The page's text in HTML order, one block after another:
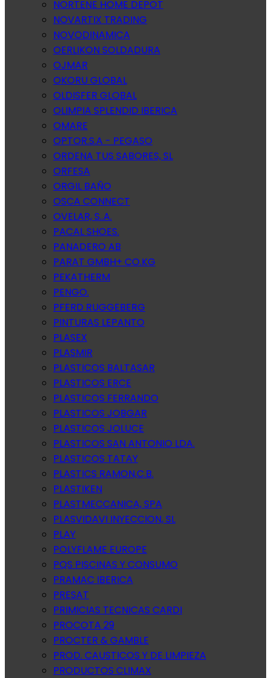
NORTENE HOME DEPOT
NOVARTIX TRADING
NOVODINAMICA
OERLIKON SOLDADURA
OJMAR
OKORU GLOBAL
OLDISFER GLOBAL
OLIMPIA SPLENDID IBERICA
OMARE
OPTOR.S.A - PEGASO
ORDENA TUS SABORES, SL
ORFESA
ORGIL BAÑO
OSCA CONNECT
OVELAR, S..A.
PACAL SHOES.
PANADERO AB
PARAT GMBH+ CO.KG
PEKATHERM
PENGO.
PFERD RUGGEBERG
PINTURAS LEPANTO
PLASEX
PLASMIR
PLASTICOS BALTASAR
PLASTICOS ERCE
PLASTICOS FERRANDO
PLASTICOS JOBGAR
PLASTICOS JOLUCE
PLASTICOS SAN ANTONIO LDA.
PLASTICOS TATAY
PLASTICS RAMON,C.B.
PLASTIKEN
PLASTMECCANICA, SPA
PLASVIDAVI INYECCION, SL
PLAY
POLYFLAME EUROPE
PQS PISCINAS Y CONSUMO
PRAMAC IBERICA
PRESAT
PRIMICIAS TECNICAS CARDI
PROCOTA 29
PROCTER & GAMBLE
PROD. CAUSTICOS Y DE LIMPIEZA
PRODUCTOS CLIMAX